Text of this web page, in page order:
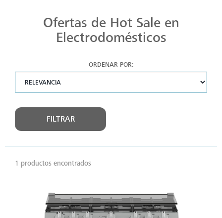
Ofertas de Hot Sale en
Electrodomésticos
ORDENAR POR:
FILTRAR
1 productos encontrados